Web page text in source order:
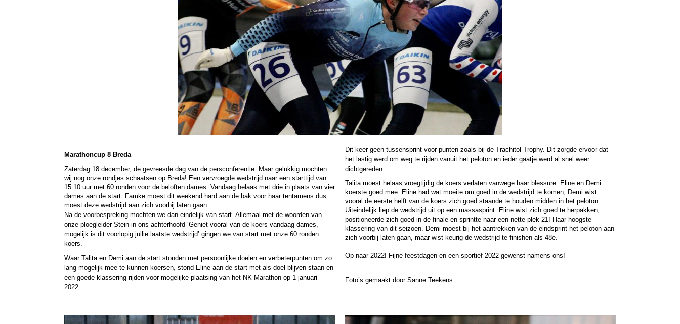
Marathoncup 8 Breda
Zaterdag 18 december, de gevreesde dag van de persconferentie. Maar gelukkig mochten
wij nog onze rondjes schaatsen op Breda! Een vervroegde wedstrijd naar een starttijd van
15.10 uur met 60 ronden voor de beloften dames. Vandaag helaas met drie in plaats van vier
dames aan de start. Famke moest dit weekend hard aan de bak voor haar tentamens dus
moest deze wedstrijd aan zich voorbij laten gaan.
Na de voorbespreking mochten we dan eindelijk van start. Allemaal met de woorden van
onze ploegleider Stein in ons achterhoofd ‘Geniet vooral van de koers vandaag dames,
mogelijk is dit voorlopig jullie laatste wedstrijd’ gingen we van start met onze 60 ronden
koers.
Waar Talita en Demi aan de start stonden met persoonlijke doelen en verbeterpunten om zo
lang mogelijk mee te kunnen koersen, stond Eline aan de start met als doel blijven staan en
een goede klassering rijden voor mogelijke plaatsing van het NK Marathon op 1 januari
2022.
Dit keer geen tussensprint voor punten zoals bij de Trachitol Trophy. Dit zorgde ervoor dat
het lastig werd om weg te rijden vanuit het peloton en ieder gaatje werd al snel weer
dichtgereden.
Talita moest helaas vroegtijdig de koers verlaten vanwege haar blessure. Eline en Demi
koerste goed mee. Eline had wat moeite om goed in de wedstrijd te komen, Demi wist
vooral de eerste helft van de koers zich goed staande te houden midden in het peloton.
Uiteindelijk liep de wedstrijd uit op een massasprint. Eline wist zich goed te herpakken,
positioneerde zich goed in de finale en sprintte naar een nette plek 21! Haar hoogste
klassering van dit seizoen. Demi moest bij het aantrekken van de eindsprint het peloton aan
zich voorbij laten gaan, maar wist keurig de wedstrijd te finishen als 48e.
Op naar 2022! Fijne feestdagen en een sportief 2022 gewenst namens ons!
Foto’s gemaakt door Sanne Teekens